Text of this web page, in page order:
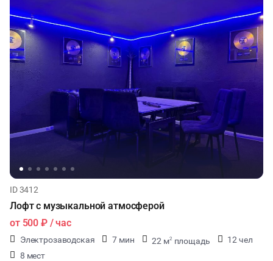
ID 3412
Лофт с музыкальной атмосферой
от 500 ₽/ час
Электрозаводская 7 мин 22 м2 площадь
12 чел
8 мест